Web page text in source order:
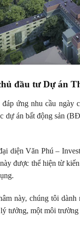
đầu tư Dự án
ứng nhu cầu ngày
dự án bất động sản
diện Văn Phú –
được thể hiện từ
này, chúng tôi
tưởng, một môi